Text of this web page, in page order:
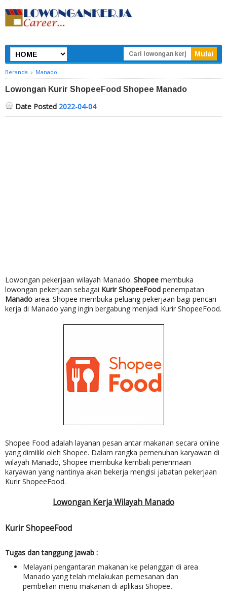
Beranda › Manado
Lowongan Kurir ShopeeFood Shopee Manado
Date Posted 2022-04-04
Lowongan pekerjaan wilayah Manado. Shopee membuka
lowongan pekerjaan sebagai Kurir ShopeeFood penempatan
Manado area. Shopee membuka peluang pekerjaan bagi pencari
kerja di Manado yang ingin bergabung menjadi Kurir ShopeeFood.
Shopee Food adalah layanan pesan antar makanan secara online
yang dimiliki oleh Shopee. Dalam rangka pemenuhan karyawan di
wilayah Manado, Shopee membuka kembali penerimaan
karyawan yang nantinya akan bekerja mengisi jabatan pekerjaan
Kurir ShopeeFood.
Lowongan Kerja Wilayah Manado
Kurir ShopeeFood
Tugas dan tanggung jawab :
Melayani pengantaran makanan ke pelanggan di area
Manado yang telah melakukan pemesanan dan
pembelian menu makanan di aplikasi Shopee.